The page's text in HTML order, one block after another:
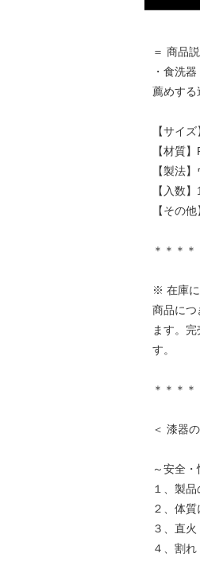
＝ 商品
・食洗
薦めする
【サイ
【材質
【製法
【入数
【その他
＊＊＊
※ 在庫
商品につ
ます。
す。
＊＊＊
＜ 漆器
～安全
１、製
２、体
３、直
４、割